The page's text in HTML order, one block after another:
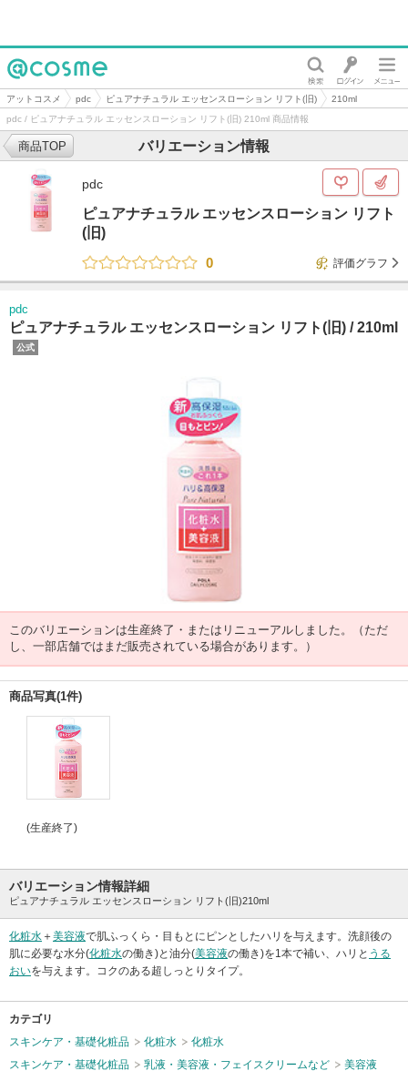
@cosme
アットコスメ pdc ピュアナチュラル エッセンスローション リフト(旧)
210ml
pdc / ピュアナチュラル エッセンスローション リフト(旧) 210ml 商品情報
バリエーション情報
商品TOP
pdc
ピュアナチュラル エッセンスローション リフト
(旧)
0
評価グラフ
pdc
ピュアナチュラル エッセンスローション リフト(旧) /210ml
公式
このバリエーションは生産終了・またはリニューアルしました。（ただ
し、一部店舗ではまだ販売されている場合があります。）
商品写真(1件)
(生産終了)
バリエーション情報詳細
ピュアナチュラル エッセンスローション リフト(旧)210ml
化粧水 ＋ 美容液で肌ふっくら・目もとにピンとしたハリを与えます。洗顔後の
肌に必要な水分(化粧水の働き)と油分(美容液の働き)を1本で補い、ハリと うる
おいを与えます。コクのある超しっとりタイプ。
カテゴリ
スキンケア・基礎化粧品
化粧水
化粧水
スキンケア・基礎化粧品
乳液・美容液・フェイスクリームなど 美容液